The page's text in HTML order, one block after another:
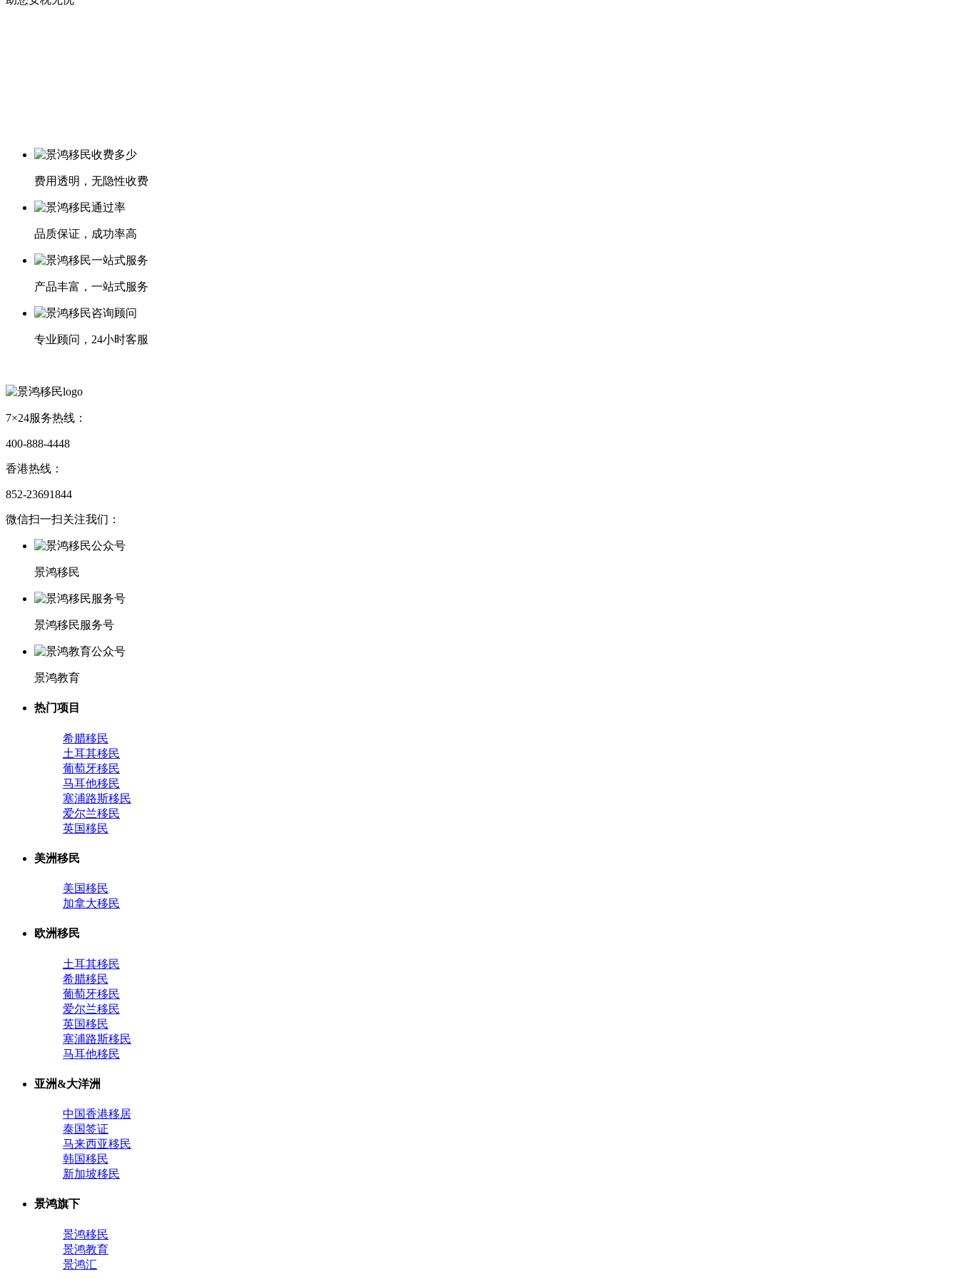
费用透明，无隐性收费
品质保证，成功率高
产品丰富，一站式服务
专业顾问，24小时客服
7×24服务热线：
400-888-4448
香港热线：
852-23691844
微信扫一扫关注我们：
景鸿移民
景鸿移民服务号
景鸿教育
热门项目
希腊移民
土耳其移民
葡萄牙移民
马耳他移民
塞浦路斯移民
爱尔兰移民
英国移民
美洲移民
美国移民
加拿大移民
欧洲移民
土耳其移民
希腊移民
葡萄牙移民
爱尔兰移民
英国移民
塞浦路斯移民
马耳他移民
亚洲&大洋洲
中国香港移居
泰国签证
马来西亚移民
韩国移民
新加坡移民
景鸿旗下
景鸿移民
景鸿教育
景鸿汇